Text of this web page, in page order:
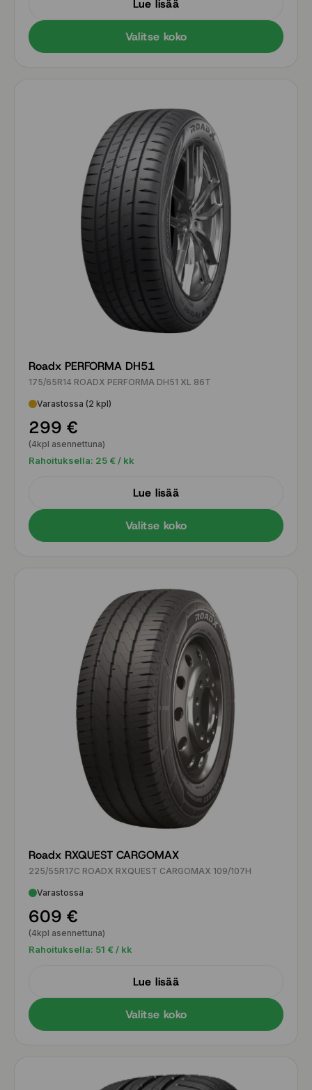
Lue lisää
Valitse koko
Roadx PERFORMA DH51
175/65R14 ROADX PERFORMA DH51 XL 86T
Varastossa (2 kpl)
299 €
(4kpl asennettuna)
Rahoituksella: 25 € / kk
Lue lisää
Valitse koko
Roadx RXQUEST CARGOMAX
225/55R17C ROADX RXQUEST CARGOMAX 109/107H
Varastossa
609 €
(4kpl asennettuna)
Rahoituksella: 51 € / kk
Lue lisää
Valitse koko